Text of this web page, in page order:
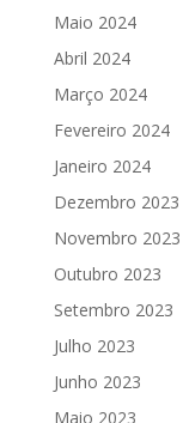
Maio 2024
Abril 2024
Março 2024
Fevereiro 2024
Janeiro 2024
Dezembro 2023
Novembro 2023
Outubro 2023
Setembro 2023
Julho 2023
Junho 2023
Maio 2023